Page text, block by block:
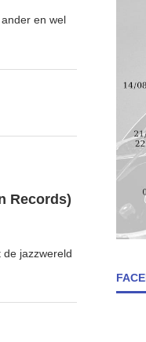
en wel
Records)
de jazzwereld